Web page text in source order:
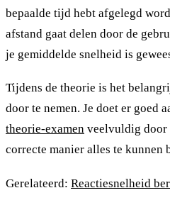
bepaalde tijd hebt afgelegd
afstand gaat delen door de
je gemiddelde snelheid is
Tijdens de theorie is het
door te nemen. Je doet er goed
theorie-examen veelvuldig door
correcte manier alles te kunnen
Gerelateerd: Reactiesnelheid